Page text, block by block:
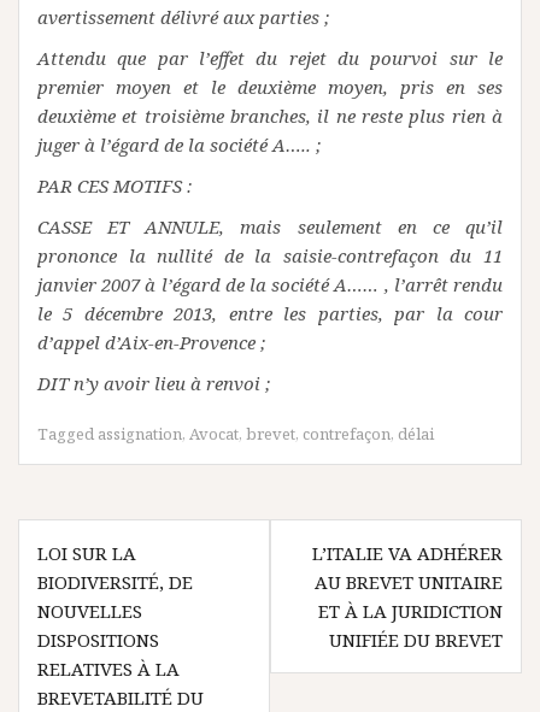
avertissement délivré aux parties ;
Attendu que par l’effet du rejet du pourvoi sur le
premier moyen et le deuxième moyen, pris en ses
deuxième et troisième branches, il ne reste plus rien à
juger à l’égard de la société A….. ;
PAR CES MOTIFS :
CASSE ET ANNULE, mais seulement en ce qu’il
prononce la nullité de la saisie-contrefaçon du 11
janvier 2007 à l’égard de la société A…… , l’arrêt rendu
le 5 décembre 2013, entre les parties, par la cour
d’appel d’Aix-en-Provence ;
DIT n’y avoir lieu à renvoi ;
Tagged assignation, Avocat, brevet, contrefaçon, délai
Navigation
de
l’article
LOI SUR LA
BIODIVERSITÉ, DE
NOUVELLES
DISPOSITIONS
RELATIVES À LA
BREVETABILITÉ DU
L’ITALIE VA ADHÉRER
AU BREVET UNITAIRE
ET À LA JURIDICTION
UNIFIÉE DU BREVET